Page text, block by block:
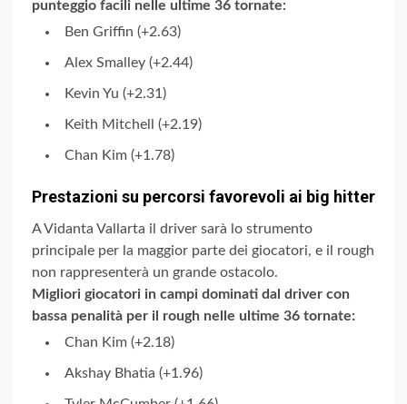
punteggio facili nelle ultime 36 tornate:
Ben Griffin (+2.63)
Alex Smalley (+2.44)
Kevin Yu (+2.31)
Keith Mitchell (+2.19)
Chan Kim (+1.78)
Prestazioni su percorsi favorevoli ai big hitter
A Vidanta Vallarta il driver sarà lo strumento
principale per la maggior parte dei giocatori, e il rough
non rappresenterà un grande ostacolo.
Migliori giocatori in campi dominati dal driver con
bassa penalità per il rough nelle ultime 36 tornate:
Chan Kim (+2.18)
Akshay Bhatia (+1.96)